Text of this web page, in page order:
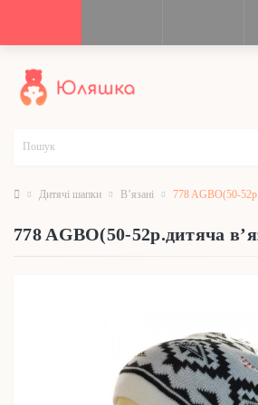
Дитячі шапки В’язані 778 AGBO(50-
778 AGBO(50-52р.дитяча